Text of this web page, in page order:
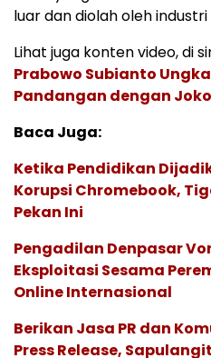
luar dan diolah oleh
Lihat juga konten video, di
Prabowo Subianto
Pandangan dengan
Baca Juga:
Ketika Pendidikan
Korupsi Chromebook,
Pekan Ini
Pengadilan Denpasar
Eksploitasi Sesama
Online Internasional
Berikan Jasa PR dan
Press Release,